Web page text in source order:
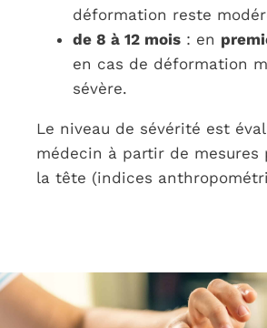
déformation reste
de 8 à 12 mois : en
en cas de déformation
sévère.
Le niveau de sévérité est
médecin à partir de mesures
la tête (indices